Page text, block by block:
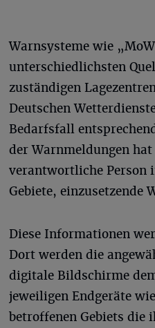
Warnsysteme wie
unterschiedlichsten
zuständigen
Deutschen
Bedarfsfall
der Warnmeldungen
verantwortliche Person
Gebiete, einzusetzende
Diese Informationen
Dort werden die
digitale Bildschirme
jeweiligen Endgeräte
betroffenen Gebiets die